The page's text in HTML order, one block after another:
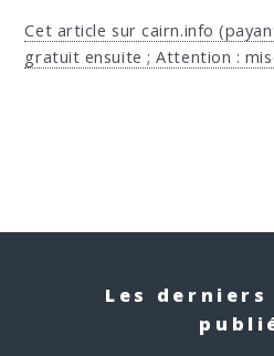
Cet article sur cairn.info
gratuit ensuite ; Attention :
Les derniers